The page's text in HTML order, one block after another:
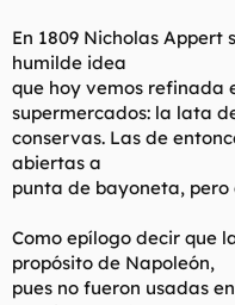
En 1809 Nicholas Appert
humilde idea
que hoy vemos refinada
supermercados: la lata
conservas. Las de
abiertas a
punta de bayoneta,
Como epílogo decir que
propósito de Napoleón,
pues no fueron usadas